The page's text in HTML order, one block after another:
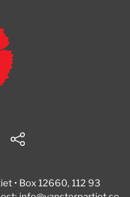
• Box 12660, 112 93